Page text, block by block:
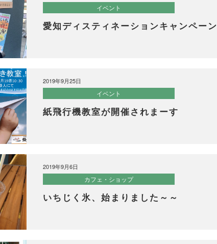
イベント
愛知ディスティネーションキャンペーン
2019年9月25日
イベント
紙飛行機教室が開催されまーす
2019年9月6日
カフェ・ショップ
いちじく氷、始まりました～～